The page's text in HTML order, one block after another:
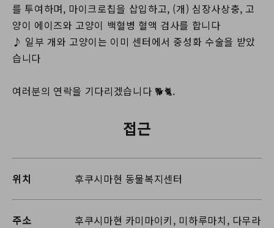
를 투여하며, 마이크로칩을 삽입하고, (개) 심장사상충, 고
양이 에이즈와 고양이 백혈병 혈액 검사를 합니다
♪ 일부 개와 고양이는 이미 센터에서 중성화 수술을 받았
습니다
여러분의 연락을 기다리겠습니다 🐕🐈.
접근
위치 후쿠시마현 동물복지센터
주소
후쿠시마현 카미마이키, 미하루마치, 다무라